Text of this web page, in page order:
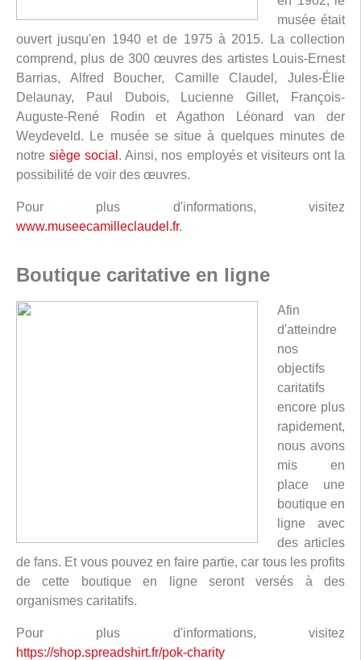
musée était
ouvert jusqu'en 1940 et de 1975 à 2015. La collection
comprend, plus de 300 œuvres des artistes Louis-Ernest
Barrias, Alfred Boucher, Camille Claudel, Jules-Élie
Delaunay, Paul Dubois, Lucienne Gillet, François-
Auguste-René Rodin et Agathon Léonard van der
Weydeveld. Le musée se situe à quelques minutes de
notresiège social . Ainsi, nos employés et visiteurs ont la
possibilité de voir des œuvres.
Pour plus d'informations, visitez
www.museecamilleclaudel.fr.
Boutique caritative en ligne
Afin
d'atteindre
nos
objectifs
caritatifs
encore plus
rapidement,
nous avons
mis en
place une
boutique en
ligne avec
des articles
de fans. Et vous pouvez en faire partie, car tous les profits
de cette boutique en ligne seront versés à des
organismes caritatifs.
Pour plus d'informations, visitez
https://shop.spreadshirt.fr/pok-charity